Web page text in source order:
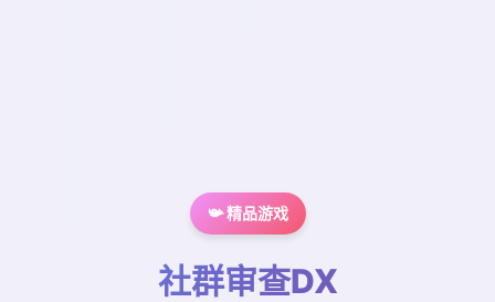
📯 精品游戏
社群审查DX